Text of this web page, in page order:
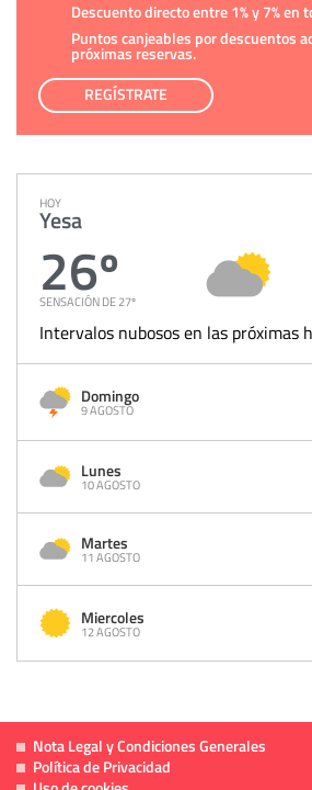
Descuento directo entre 1% y 7% en
Puntos canjeables por descuentos
próximas reservas.
REGÍSTRATE
HOY
Yesa
26º
SENSACIÓN DE 27º
Intervalos nubosos en las próximas
Domingo
9 AGOSTO
Lunes
10 AGOSTO
Martes
11 AGOSTO
Miercoles
12 AGOSTO
Nota Legal y Condiciones Generales
Política de Privacidad